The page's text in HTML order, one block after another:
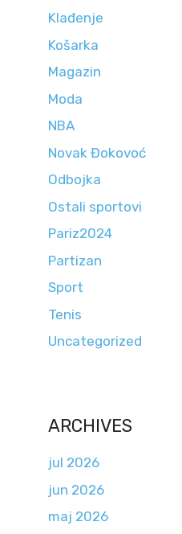
Klađenje
Košarka
Magazin
Moda
NBA
Novak Đokovoć
Odbojka
Ostali sportovi
Pariz2024
Partizan
Sport
Tenis
Uncategorized
ARCHIVES
jul 2026
jun 2026
maj 2026